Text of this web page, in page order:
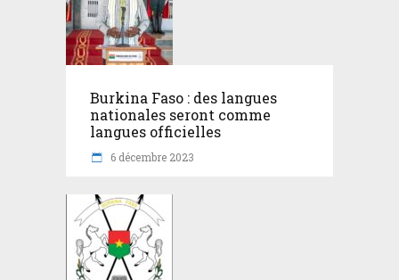
Burkina Faso : des langues
nationales seront comme
langues officielles
6 décembre 2023